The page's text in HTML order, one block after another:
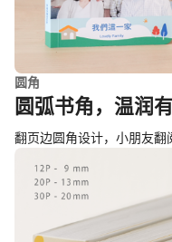
圆角
圆弧书角，温润
翻页边圆角设计，小朋友翻